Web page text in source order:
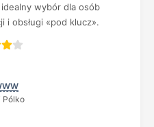
wybór dla osób
i obsługi «pod klucz».
Pólko